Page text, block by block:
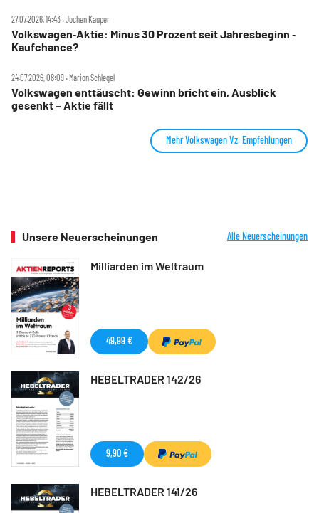
27.07.2026, 14:43 ‧ Jochen Kauper
Volkswagen‑Aktie: Minus 30 Prozent seit Jahresbeginn ‑
Kaufchance?
24.07.2026, 08:09 ‧ Marion Schlegel
Volkswagen enttäuscht: Gewinn bricht ein, Ausblick
gesenkt – Aktie fällt
Mehr Volkswagen Vz. Empfehlungen
Unsere Neuerscheinungen Alle Neuerscheinungen
Milliarden im Weltraum
49,99 €
HEBELTRADER 142/26
9,90 €
HEBELTRADER 141/26